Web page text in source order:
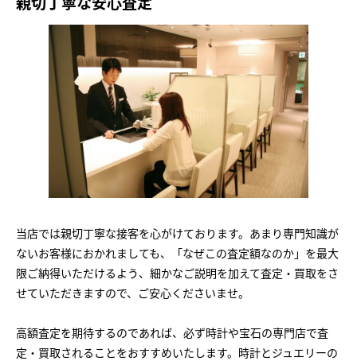
当店では親切丁寧な接客を心がけております。あまり専門知識が
ないお客様におかれましても、「なぜこの査定額なのか」を最大
限ご納得いただけるよう、細かなご説明を加えて査定・買取をさ
せていただきますので、ご安心くださいませ。
高額査定を期待するのであれば、必ず時計や宝石の専門店で査
定・買取されることをおすすめいたします。時計とジュエリーの